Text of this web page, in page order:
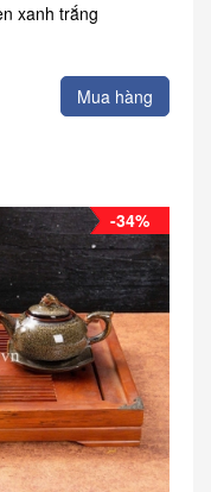
xanh trắng
Mua hàng
-34%